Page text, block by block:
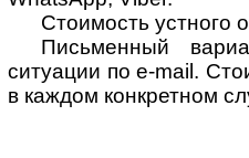
Стоимость устного
Письменный
ситуации по e-mail.
в каждом конкретном